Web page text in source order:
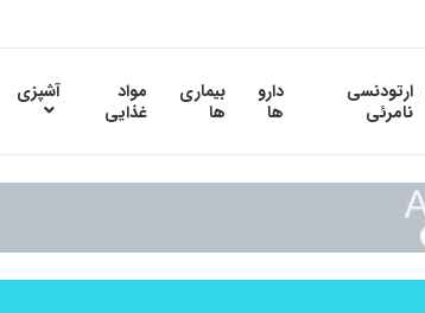
ارتودنسی
نامرئی
دارو
ها
بیماری
ها
مواد
غذایی
آشپزی